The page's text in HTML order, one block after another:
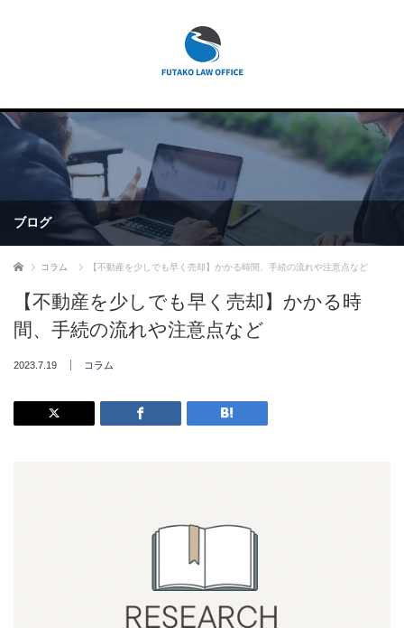
ブログ
ホーム コラム 【不動産を少しでも早く売却】かかる時間、手続の流れや注意点など
【不動産を少しでも早く売却】かかる時
間、手続の流れや注意点など
2023.7.19 コラム